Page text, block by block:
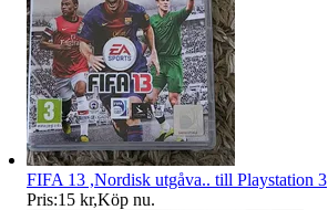
FIFA 13 ,Nordisk utgåva.. till Playstation 3
Pris:15 kr,Köp nu.